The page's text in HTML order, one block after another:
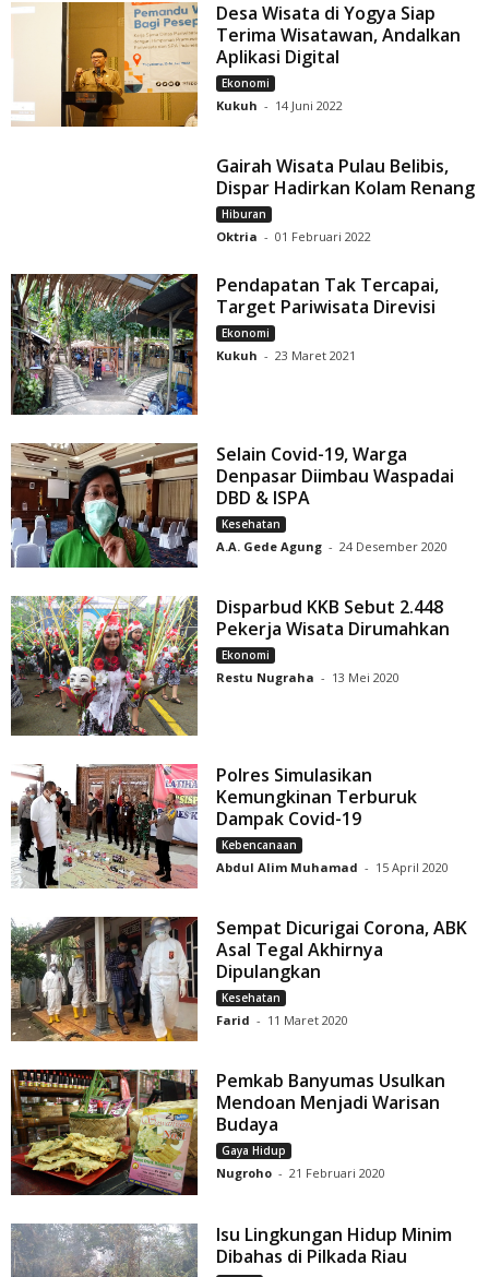
Desa Wisata di Yogya Siap
Terima Wisatawan, Andalkan
Aplikasi Digital
Ekonomi
Kukuh - 14 Juni 2022
Gairah Wisata Pulau Belibis,
Dispar Hadirkan Kolam Renang
Hiburan
Oktria - 01 Februari 2022
Pendapatan Tak Tercapai,
Target Pariwisata Direvisi
Ekonomi
Kukuh - 23 Maret 2021
Selain Covid-19, Warga
Denpasar Diimbau Waspadai
DBD & ISPA
Kesehatan
A.A. Gede Agung - 24 Desember 2020
Disparbud KKB Sebut 2.448
Pekerja Wisata Dirumahkan
Ekonomi
Restu Nugraha - 13 Mei 2020
Polres Simulasikan
Kemungkinan Terburuk
Dampak Covid-19
Kebencanaan
Abdul Alim Muhamad - 15 April 2020
Sempat Dicurigai Corona, ABK
Asal Tegal Akhirnya
Dipulangkan
Kesehatan
Farid - 11 Maret 2020
Pemkab Banyumas Usulkan
Mendoan Menjadi Warisan
Budaya
Gaya Hidup
Nugroho - 21 Februari 2020
Isu Lingkungan Hidup Minim
Dibahas di Pilkada Riau